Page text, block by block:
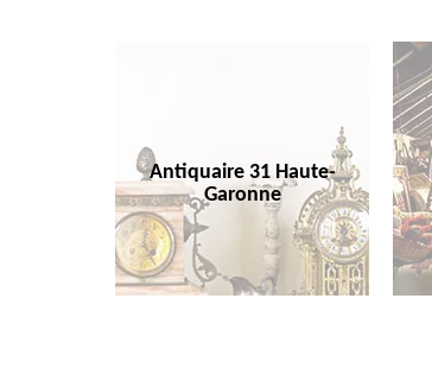
Antiquaire 31 Haute-
Garonne